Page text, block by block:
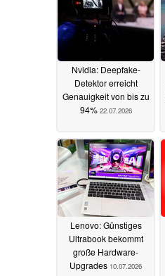
Nvidia: Deepfake-
Detektor erreicht
Genauigkeit von bis zu
94% 22.07.2026
Lenovo: Günstiges
Ultrabook bekommt
große Hardware-
Upgrades 10.07.2026